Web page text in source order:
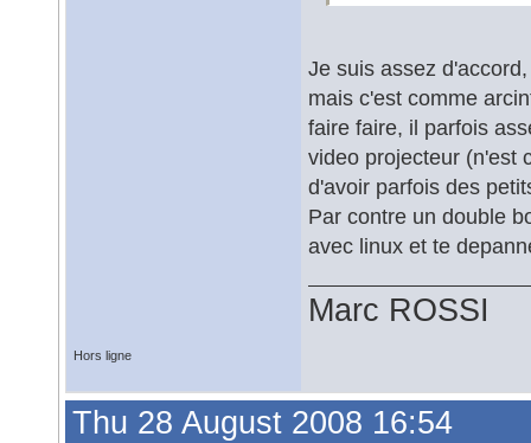
Je suis assez
mais c'est comme
faire faire, il parfois
video projecteur (n'est
d'avoir parfois des
Par contre un double
avec linux et te
Marc ROSSI
Hors ligne
Thu 28 August 2008 16:54